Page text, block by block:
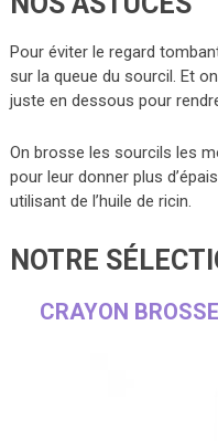
Pour éviter le regard
sur la queue du sourcil. Et
juste en dessous pour
On brosse les sourcils les
pour leur donner plus
utilisant de l’huile de ricin.
NOTRE
CRAYON BROSSE